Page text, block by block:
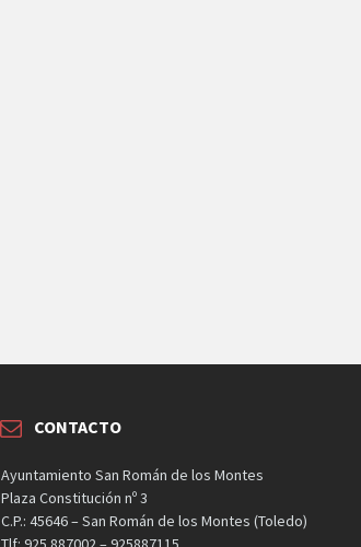
CONTACTO
Ayuntamiento San Román de los Montes
Plaza Constitución nº 3
C.P.: 45646 – San Román de los Montes (Toledo)